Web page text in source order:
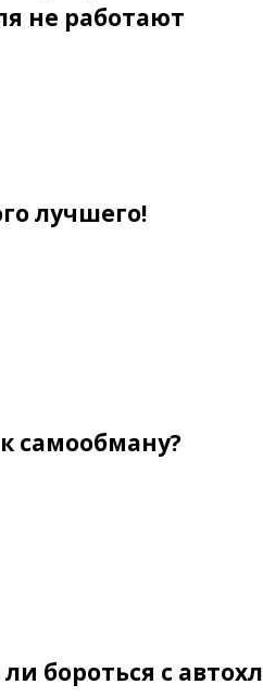
не работают
лучшего!
самообману?
бороться с